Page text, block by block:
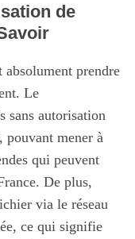
de
prendre
Le
sans autorisation
pouvant mener à
qui peuvent
De plus,
via le réseau
ce qui signifie